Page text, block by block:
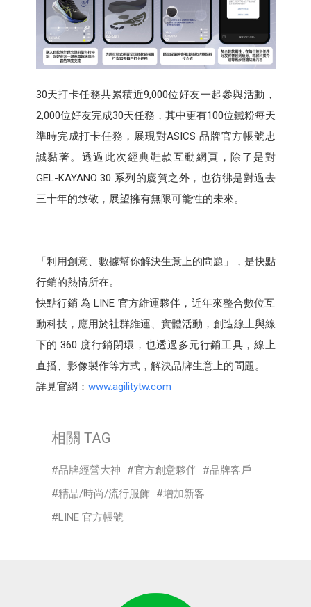
30天打卡任務共累積近9,000位好友一起參與活動，
2,000位好友完成30天任務，其中更有100位鐵粉每天
準時完成打卡任務，展現對ASICS 品牌官方帳號忠
誠黏著。透過此次經典鞋款互動網頁，除了是對
GEL-KAYANO 30 系列的慶賀之外，也彷彿是對過去
三十年的致敬，展望擁有無限可能性的未來。
「利用創意、數據幫你解決生意上的問題」，是快點
行銷的熱情所在。
快點行銷 為 LINE 官方維運夥伴，近年來整合數位互
動科技，應用於社群維運、實體活動，創造線上與線
下的 360 度行銷閉環，也透過多元行銷工具，線上
直播、影像製作等方式，解決品牌生意上的問題。
詳見官網： www.agilitytw.com
相關 TAG
品牌經營大神 官方創意夥伴
品牌客戶
精品/時尚/流行服飾
增加新客
LINE 官方帳號